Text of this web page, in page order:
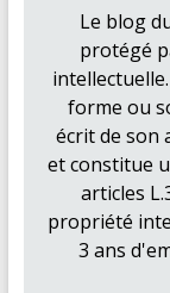
Le blog
protégé
forme ou
écrit de son
et constitue
articles
propriété
3 ans